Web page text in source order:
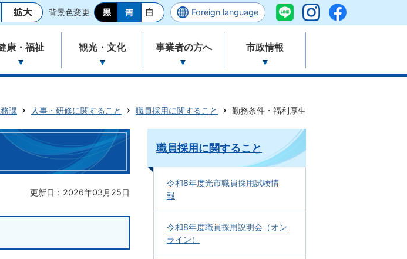
背景色変更 Foreign language
康・福祉 観光・文化 事業者の方へ 市政情報
課 人事・研修に関すること 職員採用に関すること 勤務条件・福利厚生
更新日：2026年03月25日
職員採用に関すること
令和8年度光市職員採用試験情
報
令和8年度職員採用説明会（オン
ライン）